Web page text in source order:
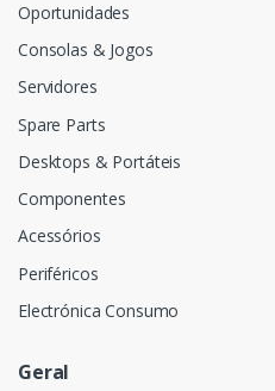
Oportunidades
Consolas & Jogos
Servidores
Spare Parts
Desktops & Portáteis
Componentes
Acessórios
Periféricos
Electrónica Consumo
Geral